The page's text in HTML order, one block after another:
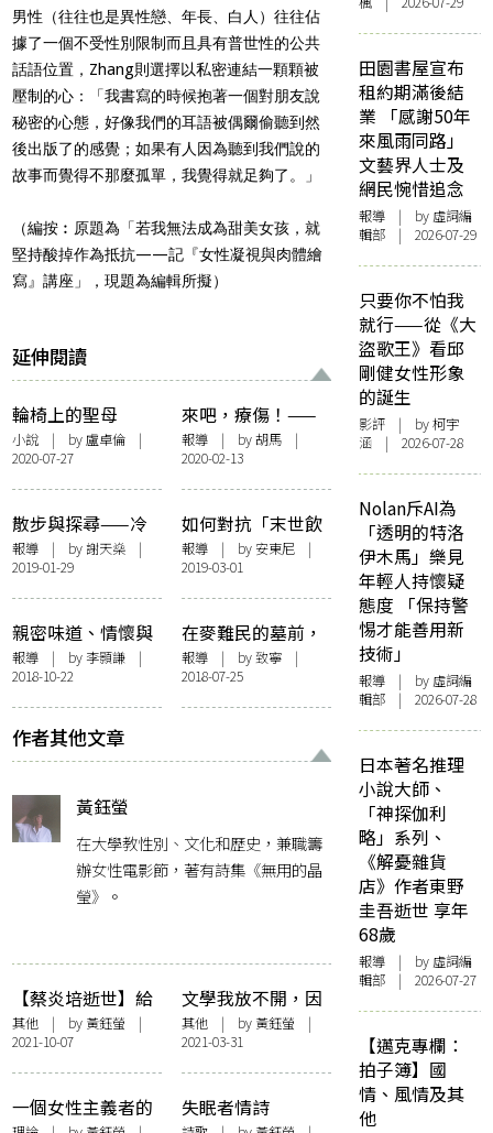
男性（往往也是異性戀、年長、白人）往往佔
據了一個不受性別限制而且具有普世性的公共
話語位置，Zhang則選擇以私密連結一顆顆被
壓制的心：「我書寫的時候抱著一個對朋友說
秘密的心態，好像我們的耳語被偶爾偷聽到然
後出版了的感覺；如果有人因為聽到我們說的
故事而覺得不那麼孤單，我覺得就足夠了。」
（編按︰原題為「若我無法成為甜美女孩，就
堅持酸掉作為抵抗——記『女性凝視與肉體繪
寫』講座」，現題為編輯所擬）
延伸閱讀
輪椅上的聖母
小說 | by盧卓倫 |
2020-07-27
來吧，療傷！——
記「莊梅岩×謝傲
霜：情感堆填日」
報導| by 胡馬 |
2020-02-13
散步與探尋——冷
戰後香港作家的兩
種步伐
報導 | by 謝天燊 |
2019-01-29
如何對抗「末世飲
食學」？——「飲
食男女」講座紀錄
報導| by 安東尼 |
2019-03-01
親密味道、情懷與
創傷——「味覺旅
行與文字記憶」講
座紀錄
報導 | by 李顥謙 |
2018-10-22
在麥難民的墓前，
再思自由抗爭的可
能——「阿甘本與
變向裸命」講座紀
報導| by 致寧 |
2018-07-25
作者其他文章
黃鈺螢
在大學教性別、文化和歷史，兼職籌
辦女性電影節，著有詩集《無用的晶
瑩》。
【蔡炎培逝世】給
蔡爺的一封信
其他 | by 黃鈺螢 |
2021-10-07
文學我放不開，因
為我要著嚟錄節目
的衫還很多
其他| by 黃鈺螢 |
2021-03-31
一個女性主義者的
失眠者情詩
田園書屋宣布
租約期滿後結
業 「感謝50年
來風雨同路」
文藝界人士及
網民惋惜追念
報導 | by 虛詞編
輯部 | 2026-07-29
只要你不怕我
就行——從《大
盜歌王》看邱
剛健女性形象
的誕生
影評 | by 柯宇
涵 | 2026-07-28
Nolan斥AI為
「透明的特洛
伊木馬」樂見
年輕人持懷疑
態度 「保持警
惕才能善用新
技術」
報導 | by 虛詞編
輯部 | 2026-07-28
日本著名推理
小說大師、
「神探伽利
略」系列、
《解憂雜貨
店》作者東野
圭吾逝世 享年
68歲
報導 | by 虛詞編
輯部 | 2026-07-27
【邁克專欄：
拍子簿】國
情、風情及其
他